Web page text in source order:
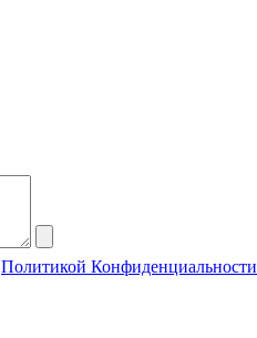
Политикой Конфиденциальности